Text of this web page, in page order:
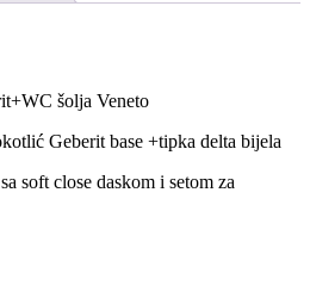
šolja Veneto
Geberit base +tipka delta bijela
soft close daskom i setom za